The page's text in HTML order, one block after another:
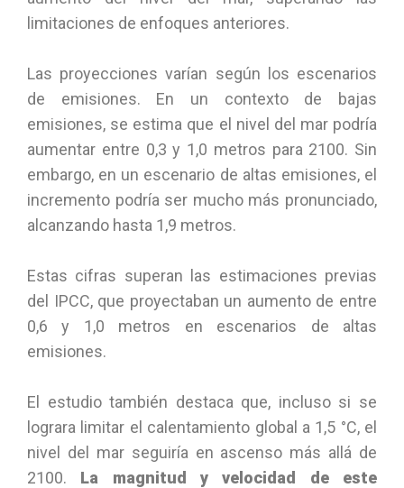
limitaciones de enfoques anteriores.
Las proyecciones varían según los escenarios
de emisiones. En un contexto de bajas
emisiones, se estima que el nivel del mar podría
aumentar entre 0,3 y 1,0 metros para 2100. Sin
embargo, en un escenario de altas emisiones, el
incremento podría ser mucho más pronunciado,
alcanzando hasta 1,9 metros.
Estas cifras superan las estimaciones previas
del IPCC, que proyectaban un aumento de entre
0,6 y 1,0 metros en escenarios de altas
emisiones.
El estudio también destaca que, incluso si se
lograra limitar el calentamiento global a 1,5 °C, el
nivel del mar seguiría en ascenso más allá de
2100. La magnitud y velocidad de este